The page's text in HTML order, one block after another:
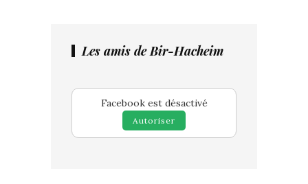
Les amis de Bir-Hacheim
Facebook est désactivé
Autoriser